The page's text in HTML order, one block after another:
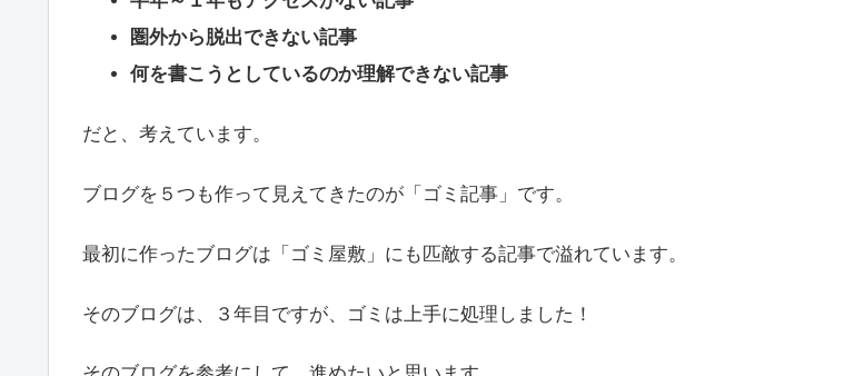
圏外から脱出できない記事
何を書こうとしているのか理解できない記事
だと、考えています。
ブログを５つも作って見えてきたのが「ゴミ記事」です。
最初に作ったブログは「ゴミ屋敷」にも匹敵する記事で溢れています。
そのブログは、３年目ですが、ゴミは上手に処理しました！